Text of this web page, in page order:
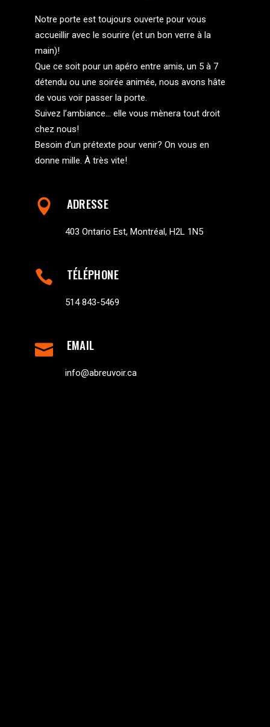
Notre porte est toujours ouverte pour vous
accueillir avec le sourire (et un bon verre à la
main)!
Que ce soit pour un apéro entre amis, un 5 à 7
détendu ou une soirée animée, nous avons hâte
de vous voir passer la porte.
Suivez l’ambiance… elle vous mènera tout droit
chez nous!
Besoin d’un prétexte pour venir? On vous en
donne mille. À très vite!
ADRESSE
403 Ontario Est, Montréal, H2L 1N5
TÉLÉPHONE
514 843-5469
EMAIL
info@abreuvoir.ca